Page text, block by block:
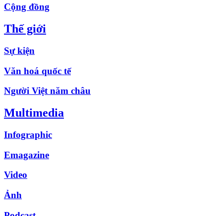
Cộng đồng
Thế giới
Sự kiện
Văn hoá quốc tế
Người Việt năm châu
Multimedia
Infographic
Emagazine
Video
Ảnh